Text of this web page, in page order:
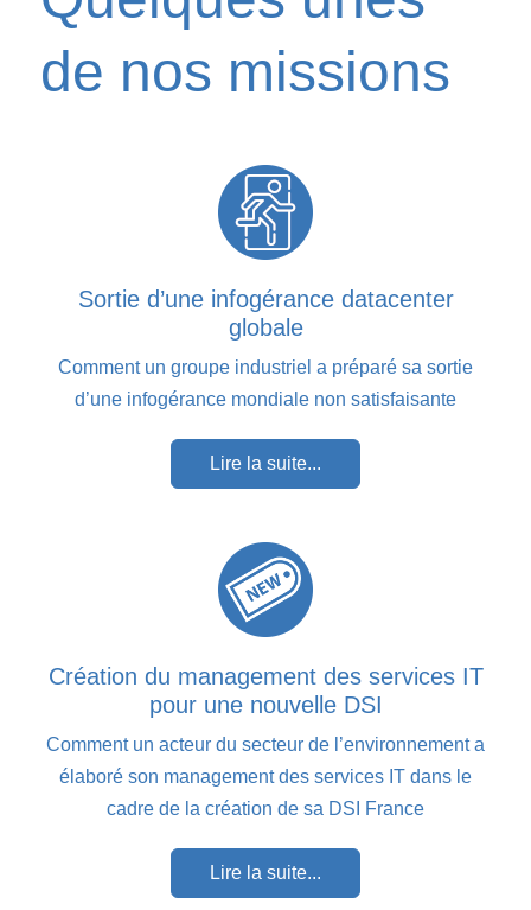
de nos missions
Sortie d’une infogérance datacenter
globale
Comment un groupe industriel a préparé sa sortie
d’une infogérance mondiale non satisfaisante
Lire la suite...
Création du management des services IT
pour une nouvelle DSI
Comment un acteur du secteur de l’environnement a
élaboré son management des services IT dans le
cadre de la création de sa DSI France
Lire la suite...